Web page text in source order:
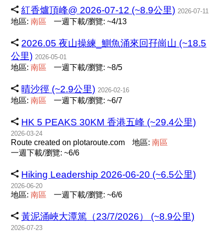
紅香爐頂峰@ 2026-07-12 (~8.9公里) 2026-07-11
地區:南區 一週下載/瀏覽: ~4/13
2026.05 夜山操練_鰂魚涌來回孖崗山 (~18.5
公里) 2026-05-01
地區:南區 一週下載/瀏覽: ~8/5
晴沙徑 (~2.9公里) 2026-02-16
地區:南區 一週下載/瀏覽: ~6/7
HK 5 PEAKS 30KM 香港五峰 (~29.4公里)
2026-03-24
Route created on plotaroute.com 地區:南區
一週下載/瀏覽: ~6/6
Hiking Leadership 2026-06-20 (~6.5公里)
2026-06-20
地區:南區 一週下載/瀏覽: ~6/6
黃泥涌峽大潭篤（23/7/2026） (~8.9公里)
2026-07-23